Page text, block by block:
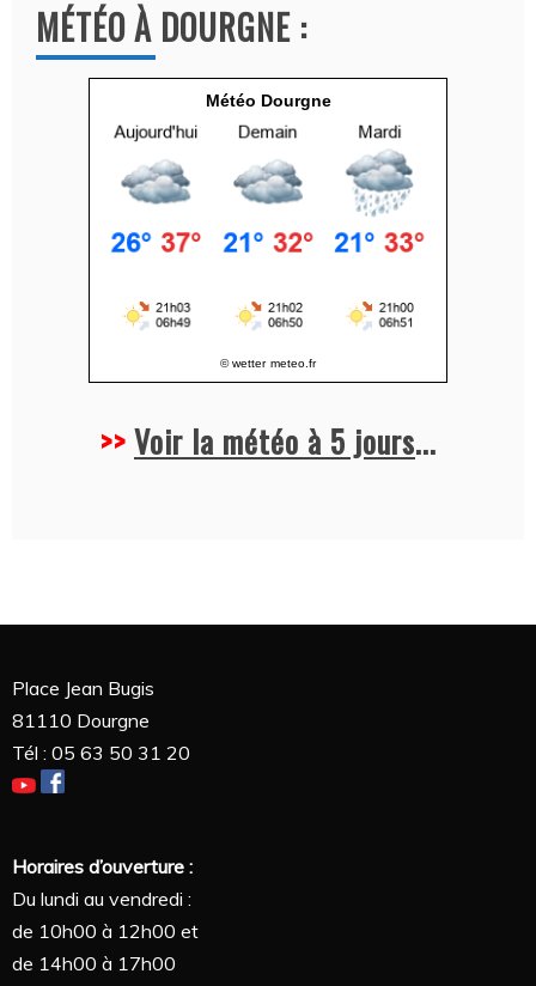
t
i
MÉTÉO À DOURGNE :
Météo Dourgne
© wetter meteo.fr
>>Voir la météo à 5 jours...
Place Jean Bugis
81110 Dourgne
Tél : 05 63 50 31 20
Horaires d’ouverture :
Du lundi au vendredi :
de 10h00 à 12h00 et
de 14h00 à 17h00